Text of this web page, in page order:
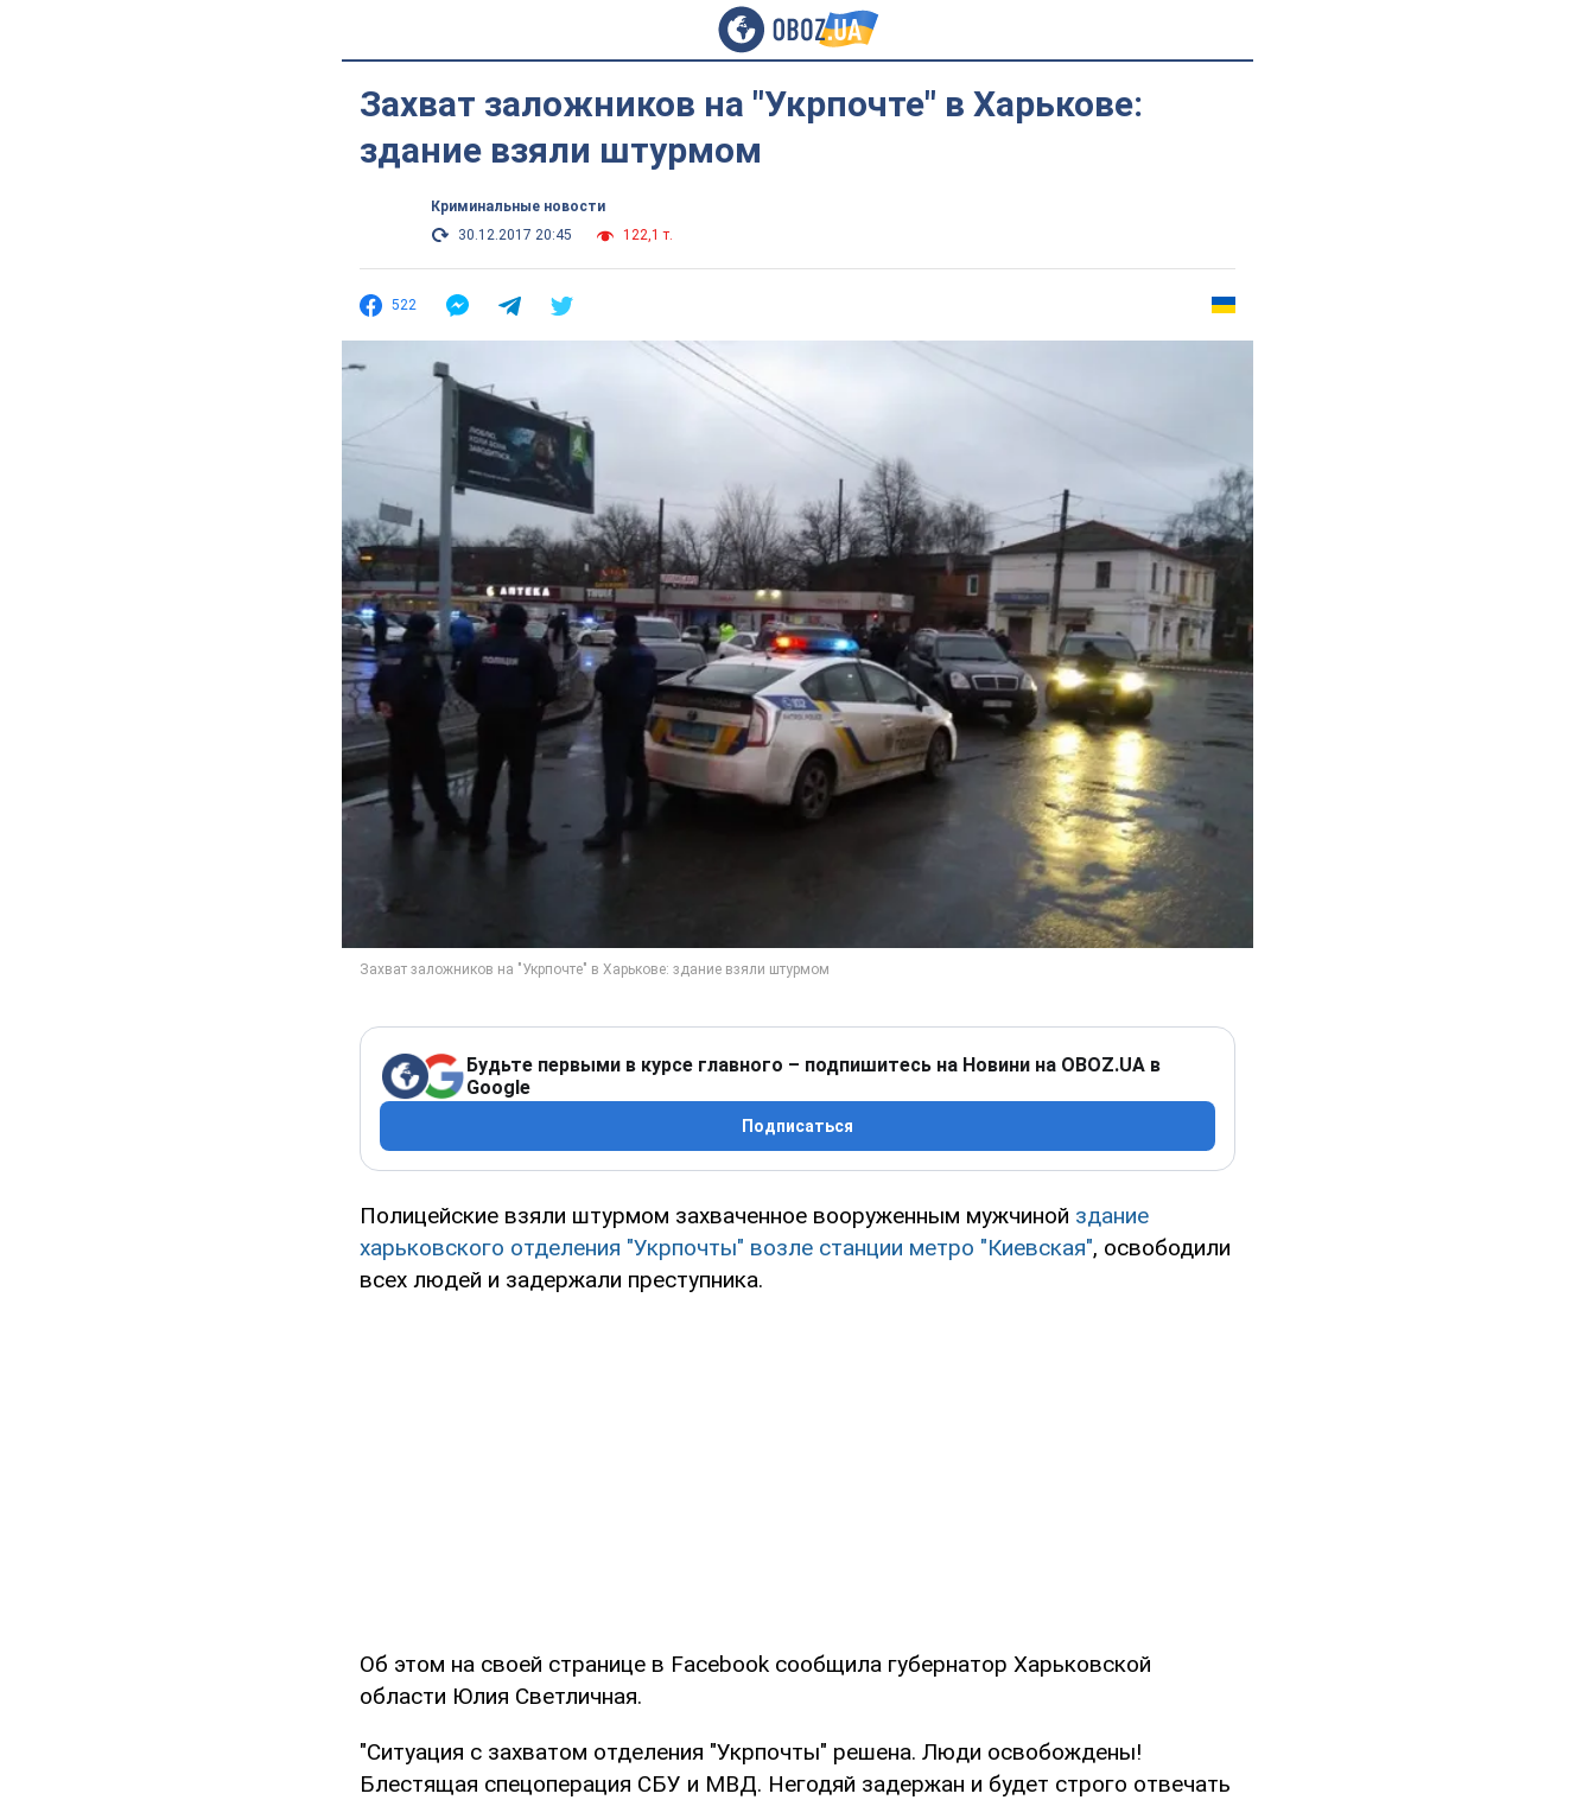
Захват заложников на "Укрпочте" в Харькове:
здание взяли штурмом
Криминальные новости
30.12.2017 20:45
122,1 т.
522
Будьте первыми в курсе главного – подпишитесь на Новини на OBOZ.UA в
Google
Подписаться
Полицейские взяли штурмом захваченное вооруженным мужчиной здание
харьковского отделения "Укрпочты" возле станции метро "Киевская", освободили
всех людей и задержали преступника.
Об этом на своей странице в Facebook сообщила губернатор Харьковской
области Юлия Светличная.
"Ситуация с захватом отделения "Укрпочты" решена. Люди освобождены!
Блестящая спецоперация СБУ и МВД. Негодяй задержан и будет строго отвечать